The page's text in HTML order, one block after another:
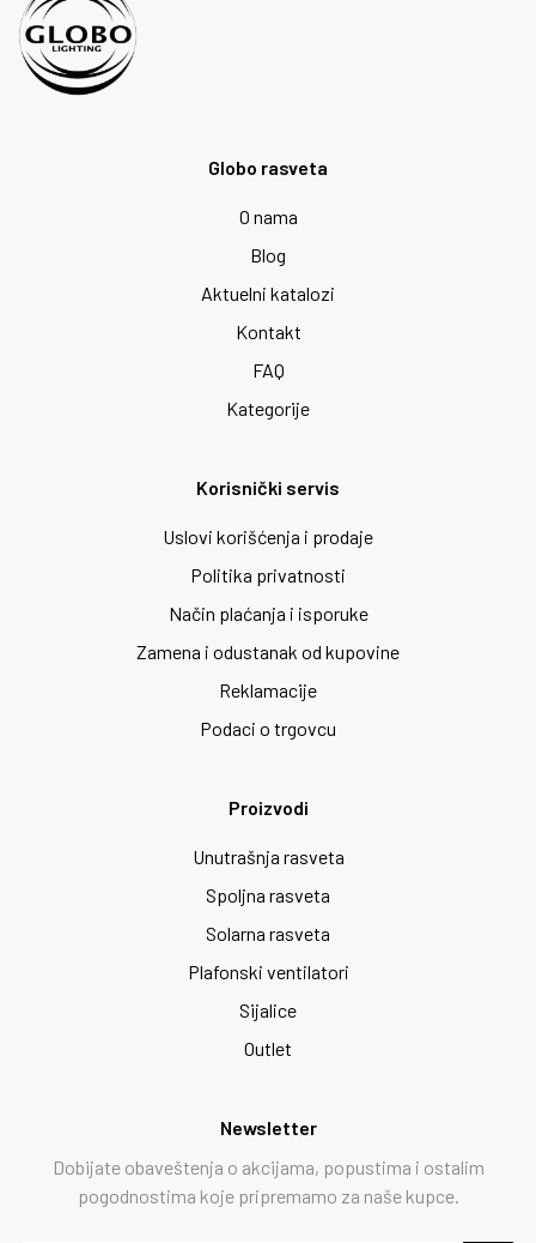
Globo rasveta
O nama
Blog
Aktuelni katalozi
Kontakt
FAQ
Kategorije
Korisnički servis
Uslovi korišćenja i prodaje
Politika privatnosti
Način plaćanja i isporuke
Zamena i odustanak od kupovine
Reklamacije
Podaci o trgovcu
Proizvodi
Unutrašnja rasveta
Spoljna rasveta
Solarna rasveta
Plafonski ventilatori
Sijalice
Outlet
Newsletter
Dobijate obaveštenja o akcijama, popustima i ostalim
pogodnostima koje pripremamo za naše kupce.